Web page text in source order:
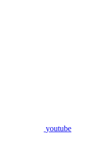
youtube